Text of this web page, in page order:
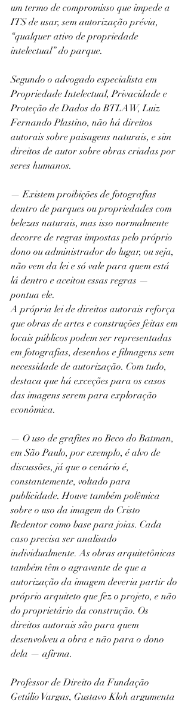
um termo de compromisso que impede a
ITS de usar, sem autorização prévia,
“qualquer ativo de propriedade
intelectual” do parque.
Segundo o advogado especialista em
Propriedade Intelectual, Privacidade e
Proteção de Dados do BTLAW, Luiz
Fernando Plastino, não há direitos
autorais sobre paisagens naturais, e sim
direitos de autor sobre obras criadas por
seres humanos.
— Existem proibições de fotografias
dentro de parques ou propriedades com
belezas naturais, mas isso normalmente
decorre de regras impostas pelo próprio
dono ou administrador do lugar, ou seja,
não vem da lei e só vale para quem está
lá dentro e aceitou essas regras —
pontua ele.
A própria lei de direitos autorais reforça
que obras de artes e construções feitas em
locais públicos podem ser representadas
em fotografias, desenhos e filmagens sem
necessidade de autorização. Com tudo,
destaca que há exceções para os casos
das imagens serem para exploração
econômica.
— O uso de grafites no Beco do Batman,
em São Paulo, por exemplo, é alvo de
discussões, já que o cenário é,
constantemente, voltado para
publicidade. Houve também polêmica
sobre o uso da imagem do Cristo
Redentor como base para joias. Cada
caso precisa ser analisado
individualmente. As obras arquitetônicas
também têm o agravante de que a
autorização da imagem deveria partir do
próprio arquiteto que fez o projeto, e não
do proprietário da construção. Os
direitos autorais são para quem
desenvolveu a obra e não para o dono
dela — afirma.
Professor de Direito da Fundação
Getúlio Vargas, Gustavo Kloh argumenta